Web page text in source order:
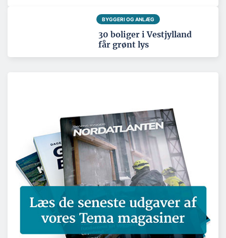
BYGGERI OG ANLÆG
30 boliger i Vestjylland
får grønt lys